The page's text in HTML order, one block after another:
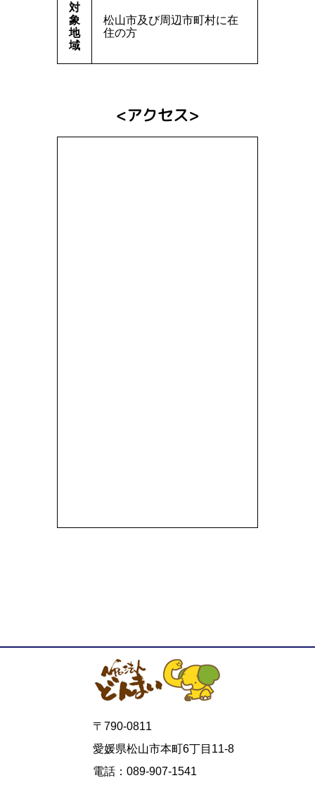
対
象
地
域
松山市及び周辺市町村に在
住の方
アクセス
〒790-0811
愛媛県松山市本町6丁目11-8
電話：089-907-1541